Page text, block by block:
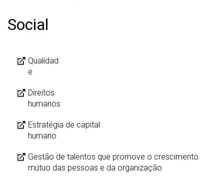
Social
Qualidad
e
Direitos
humanos
Estratégia de capital
humano
Gestão de talentos que promove o crescimento
mútuo das pessoas e da organização